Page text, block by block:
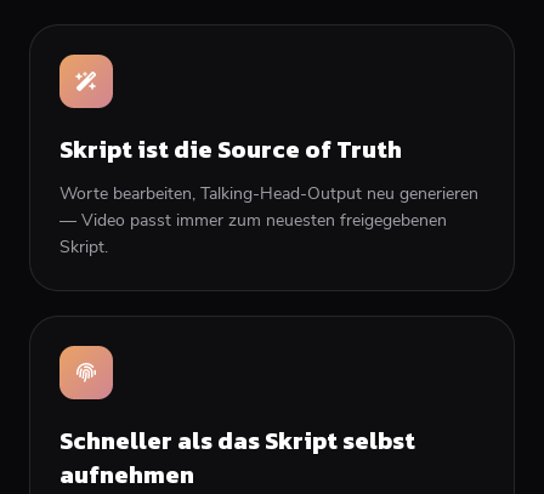
Skript ist die Source of Truth
Worte bearbeiten, Talking-Head-Output neu generieren
— Video passt immer zum neuesten freigegebenen
Skript.
Schneller als das Skript selbst
aufnehmen